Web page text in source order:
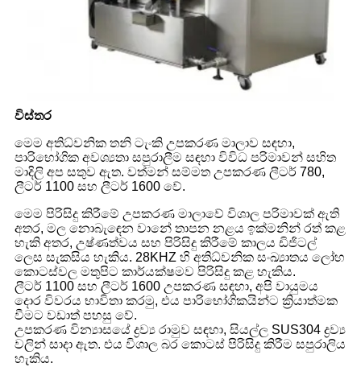
විස්තර
මෙම අතිධ්වනික තනි ටැංකි උපකරණ මාලාව සඳහා,
පාරිභෝගික අවශ්‍යතා සපුරාලීම සඳහා විවිධ පරිමාවන් සහිත
මාදිලි අප සතුව ඇත. වත්මන් සම්මත උපකරණ ලීටර් 780,
ලීටර් 1100 සහ ලීටර් 1600 වේ.
මෙම පිරිසිදු කිරීමේ උපකරණ මාලාවේ විශාල පරිමාවක් ඇති
අතර, මල නොබැඳෙන වානේ තාපන නළය ඉක්මනින් රත් කළ
හැකි අතර, උෂ්ණත්වය සහ පිරිසිදු කිරීමේ කාලය ඩිජිටල්
ලෙස සැකසිය හැකිය. 28KHZ හි අතිධ්වනික සංඛ්‍යාතය ලෝහ
කොටස්වල මතුපිට කාර්යක්ෂමව පිරිසිදු කළ හැකිය.
ලීටර් 1100 සහ ලීටර් 1600 උපකරණ සඳහා, අපි වායුමය
දොර විවරය භාවිතා කරමු, එය පාරිභෝගිකයින්ට ක්‍රියාත්මක
වීමට වඩාත් පහසු වේ.
උපකරණ වින්‍යාසයේ ද්‍රව්‍ය රාමුව සඳහා, සියල්ල SUS304 ද්‍රව්‍ය
වලින් සාදා ඇත. එය විශාල බර කොටස් පිරිසිදු කිරීම සපුරාලිය
හැකිය.